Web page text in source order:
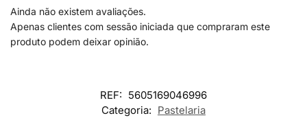
Ainda não existem avaliações.
Apenas clientes com sessão iniciada que compraram este
produto podem deixar opinião.
REF: 5605169046996
Categoria: Pastelaria